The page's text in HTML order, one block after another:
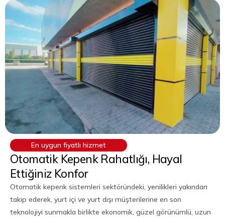
En uygun fiyatlı hizmet
Otomatik Kepenk Rahatlığı, Hayal
Ettiğiniz Konfor
Otomatik kepenk sistemleri sektöründeki, yenilikleri yakından
takip ederek, yurt içi ve yurt dışı müşterilerine en son
teknolojiyi sunmakla birlikte ekonomik, güzel görünümlü, uzun